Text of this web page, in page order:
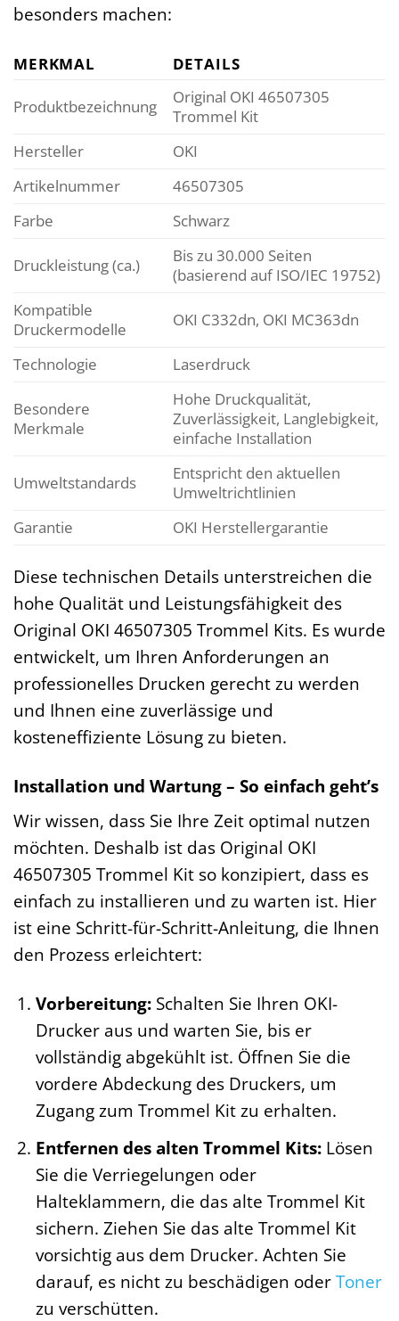
besonders machen:
MERKMAL DETAILS
Produktbezeichnung
Original OKI 46507305
Trommel Kit
Hersteller
OKI
Artikelnummer
46507305
Farbe
Schwarz
Druckleistung (ca.)
Bis zu 30.000 Seiten
(basierend auf ISO/IEC 19752)
Kompatible
Druckermodelle
OKI C332dn, OKI MC363dn
Technologie Laserdruck
Besondere
Merkmale
Hohe Druckqualität,
Zuverlässigkeit, Langlebigkeit,
einfache Installation
Umweltstandards
Entspricht den aktuellen
Umweltrichtlinien
Garantie
OKI Herstellergarantie
Diese technischen Details unterstreichen die
hohe Qualität und Leistungsfähigkeit des
Original OKI 46507305 Trommel Kits. Es wurde
entwickelt, um Ihren Anforderungen an
professionelles Drucken gerecht zu werden
und Ihnen eine zuverlässige und
kosteneffiziente Lösung zu bieten.
Installation und Wartung – So einfach geht’s
Wir wissen, dass Sie Ihre Zeit optimal nutzen
möchten. Deshalb ist das Original OKI
46507305 Trommel Kit so konzipiert, dass es
einfach zu installieren und zu warten ist. Hier
ist eine Schritt-für-Schritt-Anleitung, die Ihnen
den Prozess erleichtert:
Vorbereitung:Schalten Sie Ihren OKI-
Drucker aus und warten Sie, bis er
vollständig abgekühlt ist. Öffnen Sie die
vordere Abdeckung des Druckers, um
Zugang zum Trommel Kit zu erhalten.
Entfernen des alten Trommel Kits:Lösen
Sie die Verriegelungen oder
Halteklammern, die das alte Trommel Kit
sichern. Ziehen Sie das alte Trommel Kit
vorsichtig aus dem Drucker. Achten Sie
darauf, es nicht zu beschädigen oderToner
zu verschütten.